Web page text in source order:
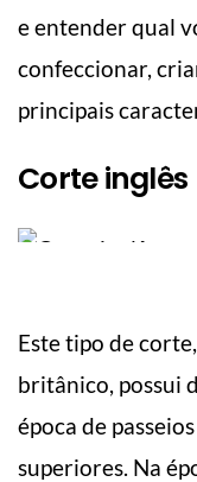
e entender qual
confeccionar,
principais
Corte inglês
Este tipo de
britânico, possui
época de
superiores. Na